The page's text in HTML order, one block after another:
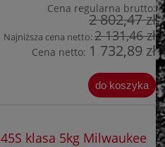
Cena regularna brutto:
2 802,47 zł
Najniższa cena netto:2 131,46 zł
Cena netto: 1 732,89 zł
do koszyka
klasa 5kg Milwaukee